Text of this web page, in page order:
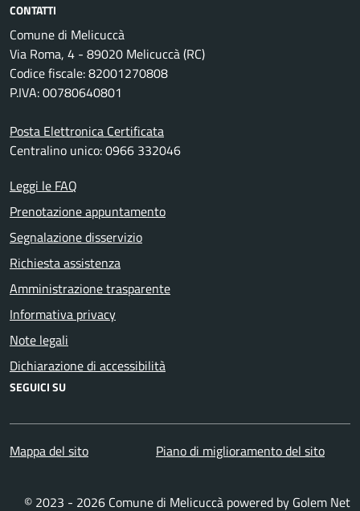
CONTATTI
Comune di Melicuccà
Via Roma, 4 - 89020 Melicuccà (RC)
Codice fiscale: 82001270808
P.IVA: 00780640801
Posta Elettronica Certificata
Centralino unico: 0966 332046
Leggi le FAQ
Prenotazione appuntamento
Segnalazione disservizio
Richiesta assistenza
Amministrazione trasparente
Informativa privacy
Note legali
Dichiarazione di accessibilità
SEGUICI SU
Mappa del sito Piano di miglioramento del sito
© 2023 - 2026 Comune di Melicuccà powered by Golem Net